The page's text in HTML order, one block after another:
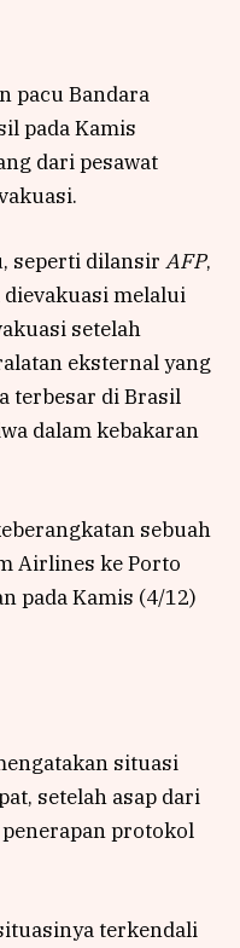
pacu Bandara
pada Kamis
dari pesawat
seperti dilansir AFP,
melalui
setelah
eksternal yang
terbesar di Brasil
dalam kebakaran
sebuah
Airlines ke Porto
pada Kamis (4/12)
situasi
setelah asap dari
protokol
terkendali